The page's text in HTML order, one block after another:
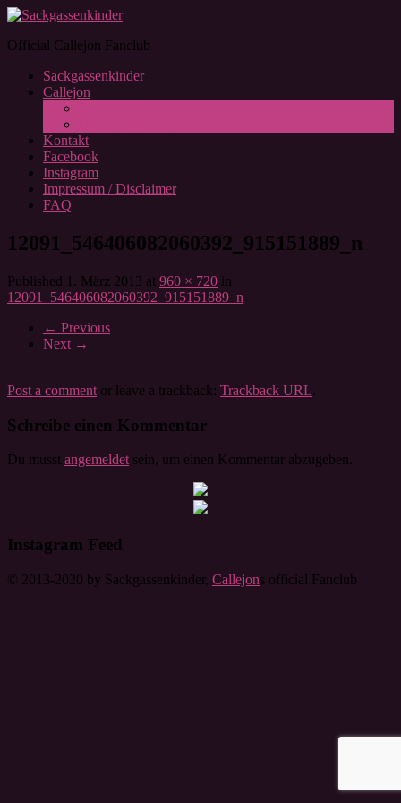
Official Callejon Fanclub
Sackgassenkinder
Callejon
Kontakt
Facebook
Instagram
Impressum / Disclaimer
FAQ
12091_546406082060392_915151889_n
Published 1. März 2013 at 960 × 720 in
12091_546406082060392_915151889_n
← Previous
Next →
Post a comment or leave a trackback: Trackback URL.
Schreibe einen Kommentar
Du musst angemeldet sein, um einen Kommentar abzugeben.
Instagram Feed
© 2013-2020 by Sackgassenkinder, Callejons official Fanclub